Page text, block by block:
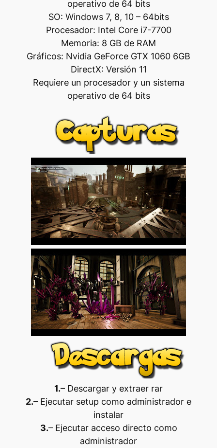
operativo de 64 bits
SO: Windows 7, 8, 10 – 64bits
Procesador: Intel Core i7-7700
Memoria: 8 GB de RAM
Gráficos: Nvidia GeForce GTX 1060 6GB
DirectX: Versión 11
Requiere un procesador y un sistema
operativo de 64 bits
1.– Descargar y extraer rar
2.– Ejecutar setup como administrador e
instalar
3.– Ejecutar acceso directo como
administrador